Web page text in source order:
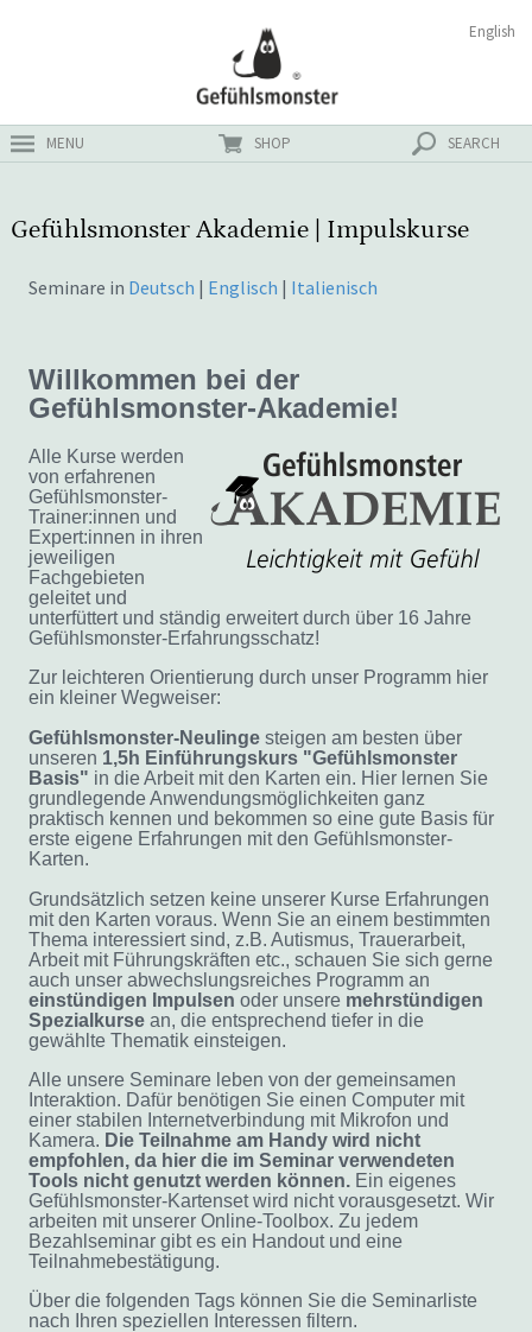
MENU SHOP SEARCH
English
Gefühlsmonster Akademie | Impulskurse
Seminare in Deutsch | Englisch | Italienisch
Willkommen bei der
Gefühlsmonster-Akademie!
Alle Kurse werden
von erfahrenen
Gefühlsmonster-
Trainer:innen und
Expert:innen in ihren
jeweiligen
Fachgebieten
geleitet und
unterfüttert und ständig erweitert durch über 16 Jahre
Gefühlsmonster-Erfahrungsschatz!
Zur leichteren Orientierung durch unser Programm hier
ein kleiner Wegweiser:
Gefühlsmonster-Neulingesteigen am besten über
unseren 1,5h Einführungskurs "Gefühlsmonster
Basis" in die Arbeit mit den Karten ein. Hier lernen Sie
grundlegende Anwendungsmöglichkeiten ganz
praktisch kennen und bekommen so eine gute Basis für
erste eigene Erfahrungen mit den Gefühlsmonster-
Karten.
Grundsätzlich setzen keine unserer Kurse Erfahrungen
mit den Karten voraus. Wenn Sie an einem bestimmten
Thema interessiert sind, z.B. Autismus, Trauerarbeit,
Arbeit mit Führungskräften etc., schauen Sie sich gerne
auch unser abwechslungsreiches Programm an
einstündigen Impulsen oder unsere mehrstündigen
Spezialkursean, die entsprechend tiefer in die
gewählte Thematik einsteigen.
Alle unsere Seminare leben von der gemeinsamen
Interaktion. Dafür benötigen Sie einen Computer mit
einer stabilen Internetverbindung mit Mikrofon und
Kamera. Die Teilnahme am Handy wird nicht
empfohlen, da hier die im Seminar verwendeten
Tools nicht genutzt werden können.Ein eigenes
Gefühlsmonster-Kartenset wird nicht vorausgesetzt. Wir
arbeiten mit unserer Online-Toolbox. Zu jedem
Bezahlseminar gibt es ein Handout und eine
Teilnahmebestätigung.
Über die folgenden Tags können Sie die Seminarliste
nach Ihren speziellen Interessen filtern.